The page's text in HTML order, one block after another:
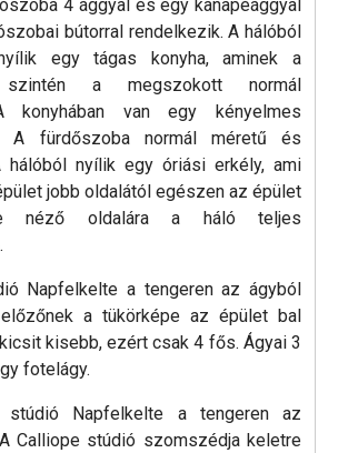
4 ággyal és egy kanapéággyal
bútorral rendelkezik. A hálóból
egy tágas konyha, aminek a
szintén a megszokott normál
konyhában van egy kényelmes
A fürdőszoba normál méretű és
hálóból nyílik egy óriási erkély, ami
jobb oldalától egészen az épület
néző oldalára a háló teljes
Napfelkelte a tengeren az ágyból
a tükörképe az épület bal
kisebb, ezért csak 4 fős. Ágyai 3
fotelágy.
stúdió Napfelkelte a tengeren az
Calliope stúdió szomszédja keletre